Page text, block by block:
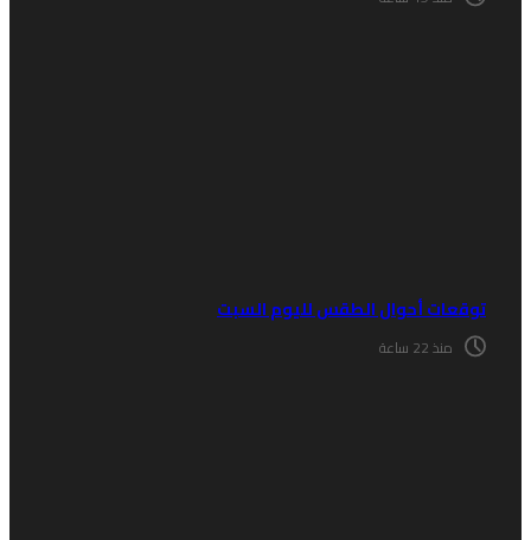
أحوال الطقس لليوم السبت
منذ 22 ساعة